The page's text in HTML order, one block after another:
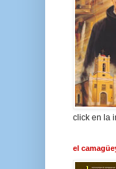
click en la
el